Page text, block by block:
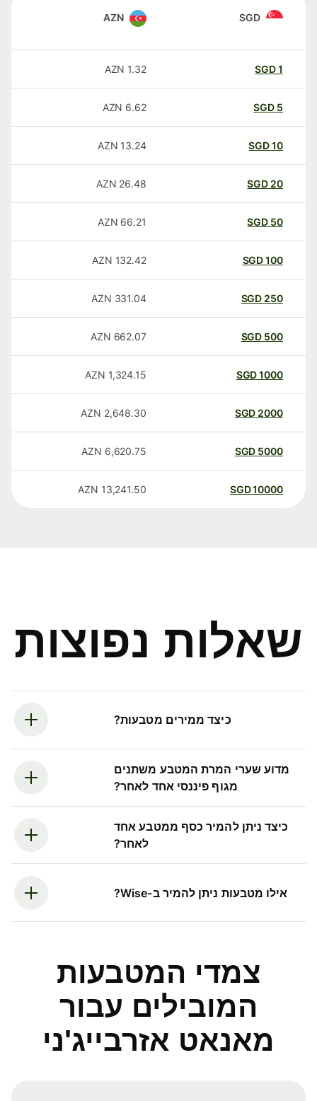
SGD
AZN
SGD
1.32
AZN
SGD
6.62
AZN
SGD
13.24
AZN
20
SGD
26.48
AZN
50
SGD
66.21
AZN
100
SGD
132.42
AZN
250
SGD
331.04
AZN
500
SGD
662.07
AZN
1000
SGD
1,324.15
AZN
2000
SGD
2,648.30
AZN
5000
SGD
6,620.75
AZN
10000
SGD
13,241.50
AZN
שאלות נפוצות
כיצד ממירים מטבעות?
מדוע שערי המרת המטבע משתנים
מגוף פיננסי אחד לאחר?
כיצד ניתן להמיר כסף ממטבע אחד
לאחר?
אילו מטבעות ניתן להמיר ב-Wise?
צמדי המטבעות
המובילים עבור
מאנאט אזרבייג'ני